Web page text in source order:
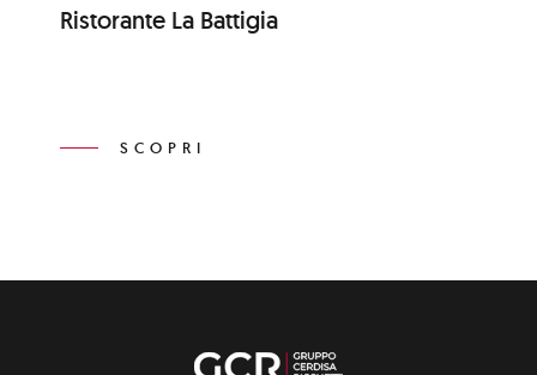
Ristorante La Battigia
SCOPRI